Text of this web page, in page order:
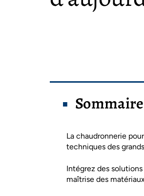
Sommaire
La chaudronnerie
techniques des
Intégrez des
maîtrise des